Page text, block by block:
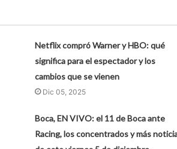
Netflix compró Warner y HBO: qué
significa para el espectador y los
cambios que se vienen
Dic 05, 2025
Boca, EN VIVO: el 11 de Boca ante
Racing, los concentrados y más